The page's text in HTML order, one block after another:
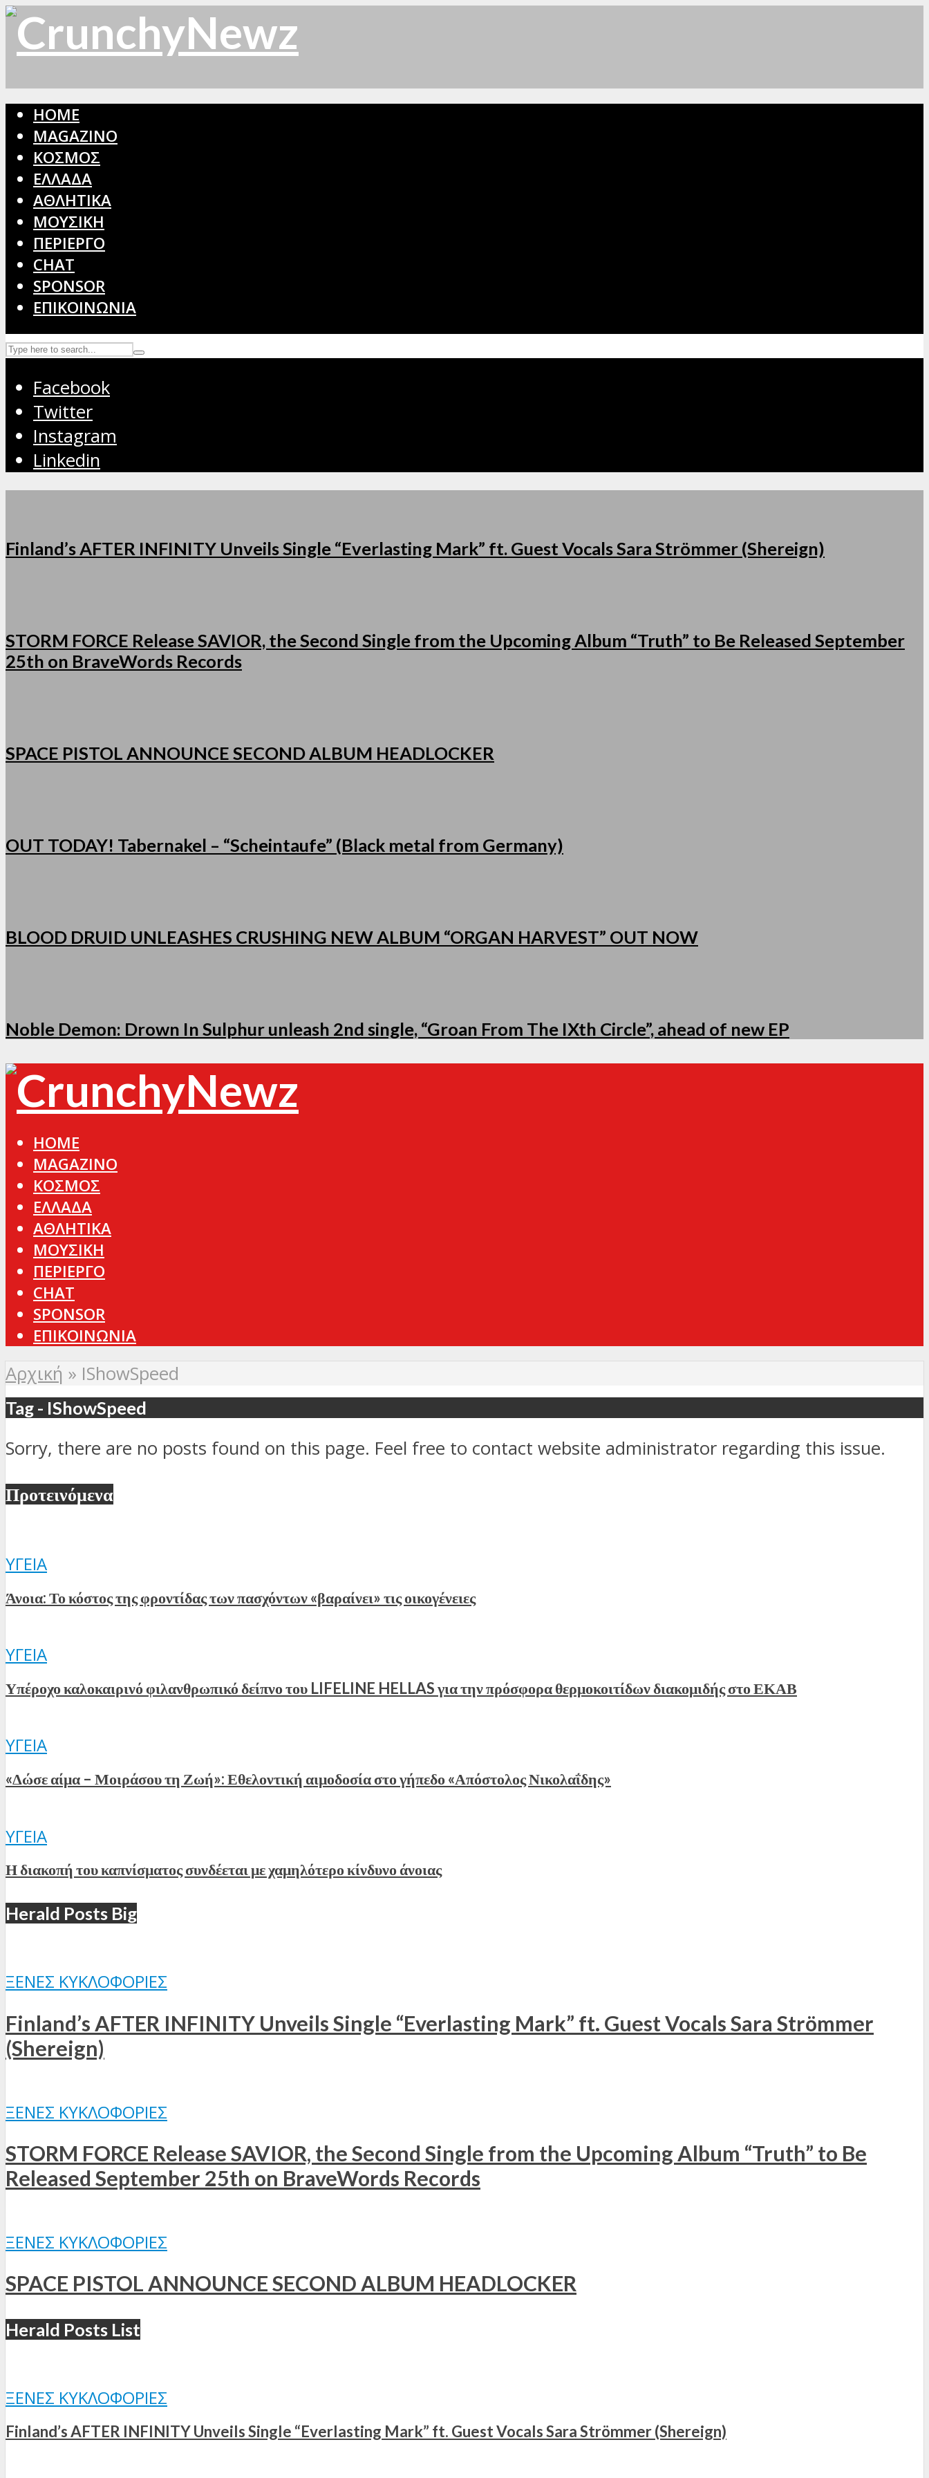
HOME
MAGAZINO
ΚΟΣΜΟΣ
ΕΛΛΑΔΑ
ΑΘΛΗΤΙΚΑ
ΜΟΥΣΙΚΗ
ΠΕΡΙΕΡΓΟ
CHAT
SPONSOR
ΕΠΙΚΟΙΝΩΝΙΑ
Facebook
Twitter
Instagram
Linkedin
Finland’s AFTER INFINITY Unveils Single “Everlasting Mark” ft. Guest Vocals Sara Strömmer (Shereign)
STORM FORCE Release SAVIOR, the Second Single from the Upcoming Album “Truth” to Be Released September
25th on BraveWords Records
SPACE PISTOL ANNOUNCE SECOND ALBUM HEADLOCKER
OUT TODAY! Tabernakel – “Scheintaufe” (Black metal from Germany)
BLOOD DRUID UNLEASHES CRUSHING NEW ALBUM “ORGAN HARVEST” OUT NOW
Noble Demon: Drown In Sulphur unleash 2nd single, “Groan From The IXth Circle”, ahead of new EP
HOME
MAGAZINO
ΚΟΣΜΟΣ
ΕΛΛΑΔΑ
ΑΘΛΗΤΙΚΑ
ΜΟΥΣΙΚΗ
ΠΕΡΙΕΡΓΟ
CHAT
SPONSOR
ΕΠΙΚΟΙΝΩΝΙΑ
Αρχική » IShowSpeed
Tag - IShowSpeed
Sorry, there are no posts found on this page. Feel free to contact website administrator regarding this issue.
Προτεινόμενα
ΥΓΕΊΑ
Άνοια: Το κόστος της φροντίδας των πασχόντων «βαραίνει» τις οικογένειες
ΥΓΕΊΑ
Υπέροχο καλοκαιρινό φιλανθρωπικό δείπνο του LIFELINE HELLAS για την πρόσφορα θερμοκοιτίδων διακομιδής στο ΕΚΑΒ
ΥΓΕΊΑ
«Δώσε αίμα – Μοιράσου τη Ζωή»: Εθελοντική αιμοδοσία στο γήπεδο «Απόστολος Νικολαΐδης»
ΥΓΕΊΑ
Η διακοπή του καπνίσματος συνδέεται με χαμηλότερο κίνδυνο άνοιας
Herald Posts Big
ΞΈΝΕΣ ΚΥΚΛΟΦΟΡΊΕΣ
Finland’s AFTER INFINITY Unveils Single “Everlasting Mark” ft. Guest Vocals Sara Strömmer
(Shereign)
ΞΈΝΕΣ ΚΥΚΛΟΦΟΡΊΕΣ
STORM FORCE Release SAVIOR, the Second Single from the Upcoming Album “Truth” to Be
Released September 25th on BraveWords Records
ΞΈΝΕΣ ΚΥΚΛΟΦΟΡΊΕΣ
SPACE PISTOL ANNOUNCE SECOND ALBUM HEADLOCKER
Herald Posts List
ΞΈΝΕΣ ΚΥΚΛΟΦΟΡΊΕΣ
Finland’s AFTER INFINITY Unveils Single “Everlasting Mark” ft. Guest Vocals Sara Strömmer (Shereign)